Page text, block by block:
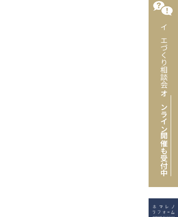
イエづくり相談会
オンライン開催
も受付中